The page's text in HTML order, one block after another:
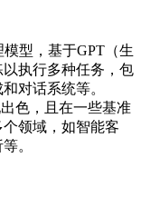
型，基于GPT（生
执行多种任务，包
对话系统等。
色，且在一些基准
领域，如智能客
。